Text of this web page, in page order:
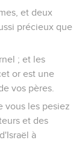
et deux
précieux que
; et les
or est une
vos pères.
vous les pesiez
et des
à